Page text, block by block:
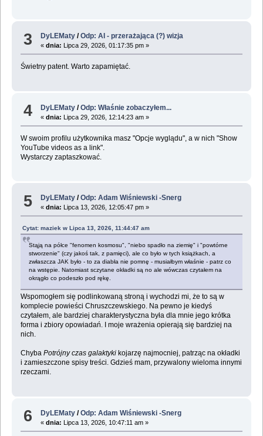
3 DyLEMaty /Odp: AI - przerażająca (?) wizja
«dnia: Lipca 29, 2026, 01:17:35 pm »
Świetny patent. Warto zapamiętać.
4 DyLEMaty /Odp: Właśnie zobaczyłem...
«dnia: Lipca 29, 2026, 12:14:23 am »
W swoim profilu użytkownika masz "Opcje wyglądu", a w nich "Show
YouTube videos as a link".
Wystarczy zaptaszkować.
5 DyLEMaty /Odp: Adam Wiśniewski -Snerg
«dnia: Lipca 13, 2026, 12:05:47 pm »
Cytat: maziek w Lipca 13, 2026, 11:44:47 am
Stąją na półce "fenomen kosmosu", "niebo spadło na ziemię" i "powtórne
stworzenie" (czy jakoś tak, z pamięci), ale co było w tych książkach, a
zwłaszcza JAK było - to za diabła nie pomnę - musiałbym właśnie - patrz co
na wstępie. Natomiast sczytane okładki są no ale wówczas czytałem na
okrągło co podeszło pod rękę.
Wspomogłem się podlinkowaną stroną i wychodzi mi, że to są w
komplecie powieści Chruszczewskiego. Na pewno je kiedyś
czytałem, ale bardziej charakterystyczna była dla mnie jego krótka
forma i zbiory opowiadań. I moje wrażenia opierają się bardziej na
nich.
Chyba Potrójny czas galaktykikojarzę najmocniej, patrząc na okładki
i zamieszczone spisy treści. Gdzieś mam, przywalony wieloma innymi
rzeczami.
6 DyLEMaty /Odp: Adam Wiśniewski -Snerg
«dnia: Lipca 13, 2026, 10:47:11 am »